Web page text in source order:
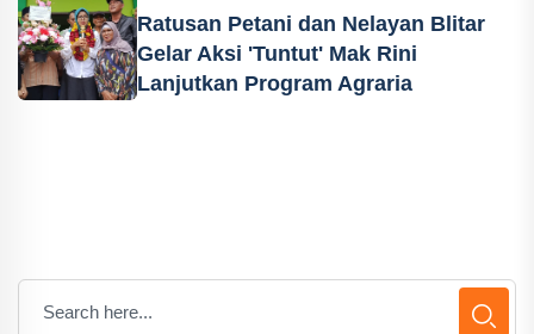
Ratusan Petani dan Nelayan Blitar
Gelar Aksi 'Tuntut' Mak Rini
Lanjutkan Program Agraria